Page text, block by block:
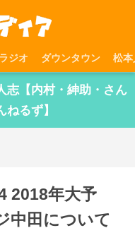
ラジオ ダウンタウン 松本
志【内村・紳助・さん
るず】
2018年大予
中田について